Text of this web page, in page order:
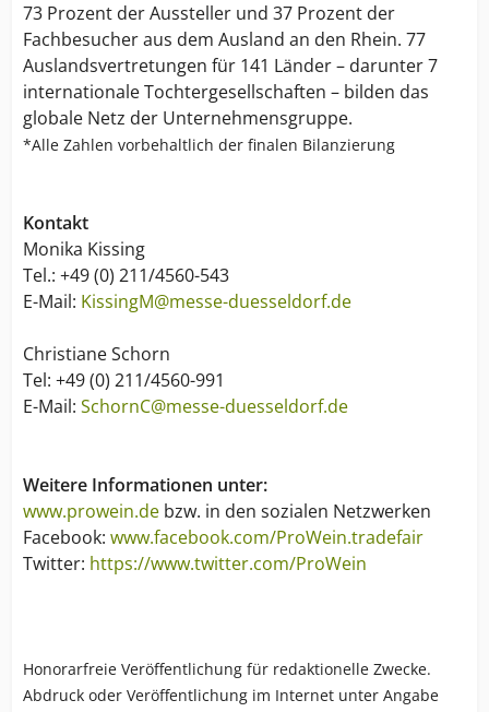
73 Prozent der Aussteller und 37 Prozent der
Fachbesucher aus dem Ausland an den Rhein. 77
Auslandsvertretungen für 141 Länder – darunter 7
internationale Tochtergesellschaften – bilden das
globale Netz der Unternehmensgruppe.
*Alle Zahlen vorbehaltlich der finalen Bilanzierung
Kontakt
Monika Kissing
Tel.: +49 (0) 211/4560-543
E-Mail: KissingM@messe-duesseldorf.de
Christiane Schorn
Tel: +49 (0) 211/4560-991
E-Mail: SchornC@messe-duesseldorf.de
Weitere Informationen unter:
www.prowein.de bzw. in den sozialen Netzwerken
Facebook: www.facebook.com/ProWein.tradefair
Twitter: https://www.twitter.com/ProWein
Honorarfreie Veröffentlichung für redaktionelle Zwecke.
Abdruck oder Veröffentlichung im Internet unter Angabe